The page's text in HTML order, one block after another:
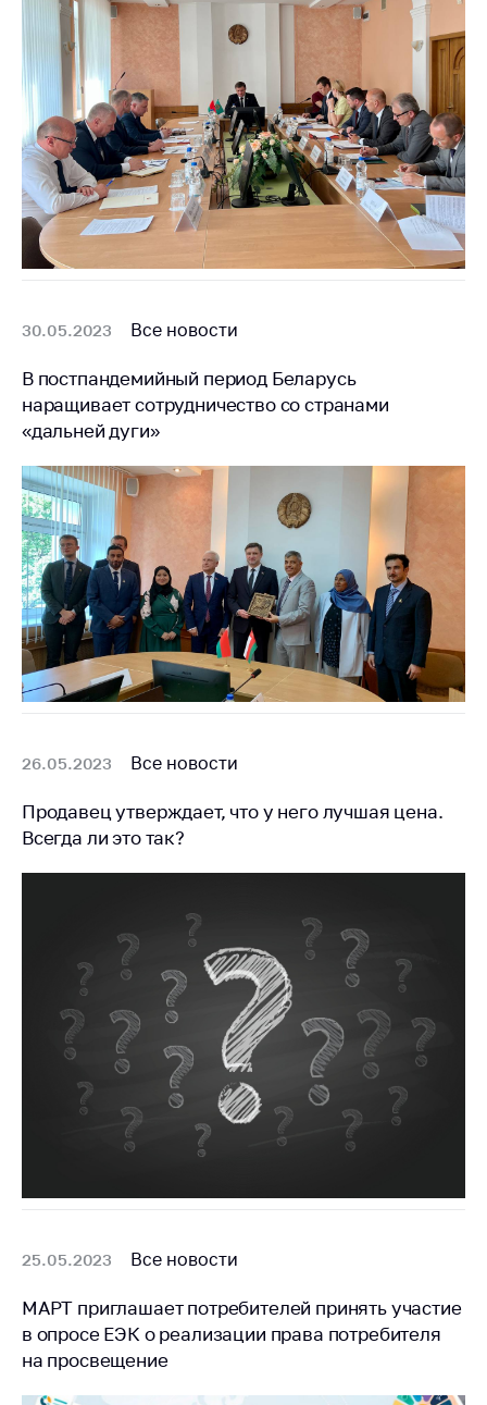
Регулирование и
контроль закупок
Защита прав
потребителей
Регулирование
рекламной
деятельности
Международное
сотрудничество
регулирования
Биржевая торговля
Выставочная
деятельность в
Беларусь
Защита
персональных
данных
Новости
Обратиться в МАРТ
Личный прием
Прямaя телефоннaя
Горячая линия
Сообщить о росте
цен на товары
Сообщить о росте
цен на лекарства и
медицинские
изделия
Контакты
Адрес и режим
работы
Приемная
Горячая линия
Пресс-служба
Вышестоящий
государственный
30.05.2023 Все новости
В постпандемийный период Беларусь
наращивает сотрудничество со странами
«дальней дуги»
26.05.2023 Все новости
Продавец утверждает, что у него лучшая цена.
Всегда ли это так?
25.05.2023 Все новости
МАРТ приглашает потребителей принять участие
в опросе ЕЭК о реализации права потребителя
на просвещение